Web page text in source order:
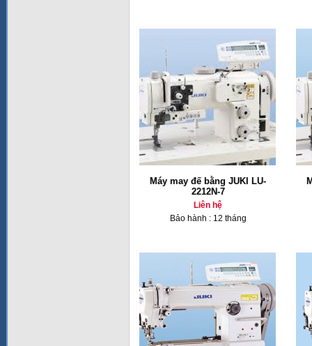
Máy may đế bằng JUKI LU-
2212N-7
Liên hệ
Bảo hành : 12 tháng